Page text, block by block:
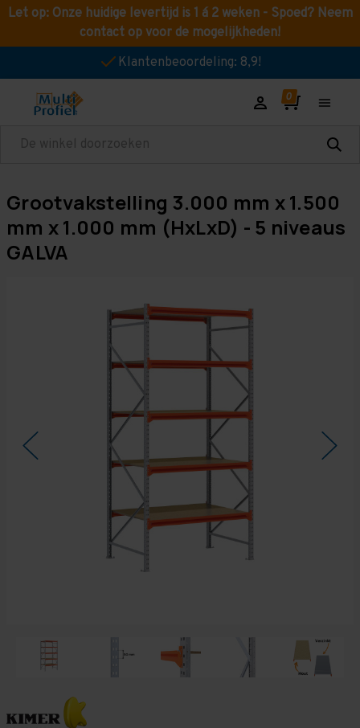
Let op: Onze huidige levertijd is 1 á 2 weken - Spoed? Neem
contact op voor de mogelijkheden!
Klantenbeoordeling: 8,9!
Zoeken
Grootvakstelling 3.000 mm x 1.500
mm x 1.000 mm (HxLxD) - 5 niveaus
GALVA